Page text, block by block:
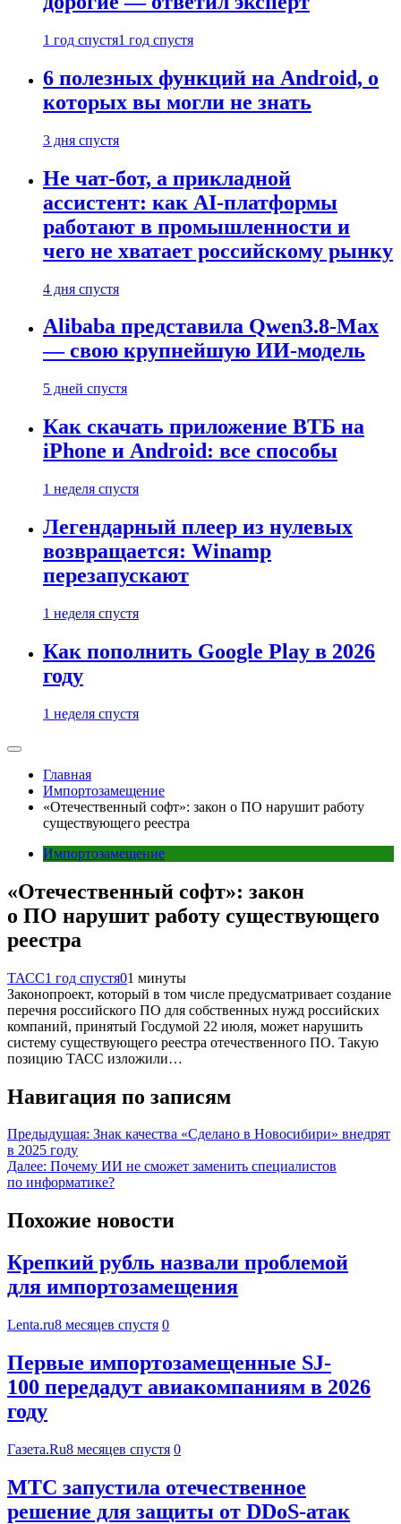
1 год спустя1 год спустя
6 полезных функций на Android, о
которых вы могли не знать
3 дня спустя
Не чат-бот, а прикладной
ассистент: как AI-платформы
работают в промышленности и
чего не хватает российскому рынку
4 дня спустя
Alibaba представила Qwen3.8-Max
— свою крупнейшую ИИ-модель
5 дней спустя
Как скачать приложение ВТБ на
iPhone и Android: все способы
1 неделя спустя
Легендарный плеер из нулевых
возвращается: Winamp
перезапускают
1 неделя спустя
Как пополнить Google Play в 2026
году
1 неделя спустя
Главная
Импортозамещение
«Отечественный софт»: закон о ПО нарушит работу
существующего реестра
Импортозамещение
«Отечественный софт»: закон
о ПО нарушит работу существующего
реестра
ТАСС1 год спустя01 минуты
Законопроект, который в том числе предусматривает создание
перечня российского ПО для собственных нужд российских
компаний, принятый Госдумой 22 июля, может нарушить
систему существующего реестра отечественного ПО. Такую
позицию ТАСС изложили…
Навигация по записям
Предыдущая: Знак качества «Сделано в Новосибири» внедрят
в 2025 году
Далее: Почему ИИ не сможет заменить специалистов
по информатике?
Похожие новости
Крепкий рубль назвали проблемой
для импортозамещения
Lenta.ru8 месяцев спустя 0
Первые импортозамещенные SJ-
100 передадут авиакомпаниям в 2026
году
Газета.Ru8 месяцев спустя 0
МТС запустила отечественное
решение для защиты от DDoS-атак